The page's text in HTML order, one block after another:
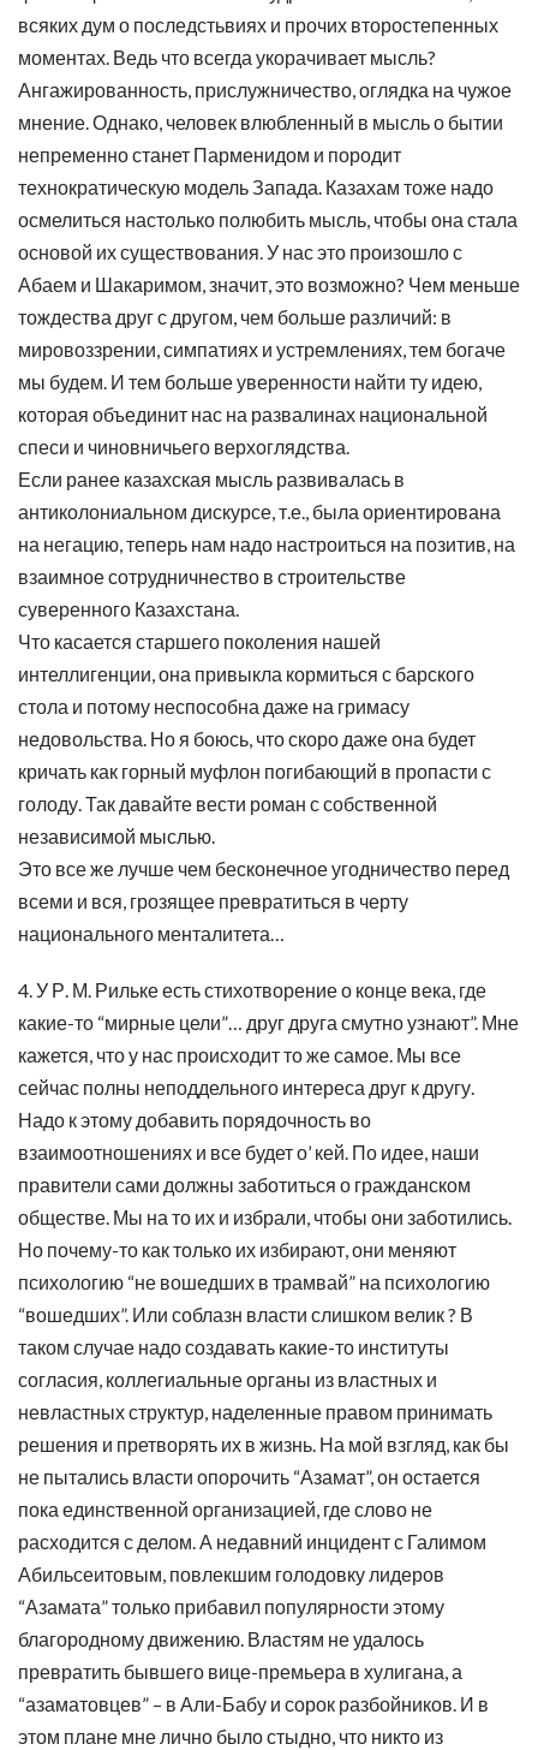
всяких дум о последстьвиях и прочих второстепенных
моментах. Ведь что всегда укорачивает мысль?
Ангажированность, прислужничество, оглядка на чужое
мнение. Однако, человек влюбленный в мысль о бытии
непременно станет Парменидом и породит
технократическую модель Запада. Казахам тоже надо
осмелиться настолько полюбить мысль, чтобы она стала
основой их существования. У нас это произошло с
Абаем и Шакаримом, значит, это возможно? Чем меньше
тождества друг с другом, чем больше различий: в
мировоззрении, симпатиях и устремлениях, тем богаче
мы будем. И тем больше уверенности найти ту идею,
которая объединит нас на развалинах национальной
спеси и чиновничьего верхоглядства.
Если ранее казахская мысль развивалась в
антиколониальном дискурсе, т.е., была ориентирована
на негацию, теперь нам надо настроиться на позитив, на
взаимное сотрудничнество в строительстве
суверенного Казахстана.
Что касается старшего поколения нашей
интеллигенции, она привыкла кормиться с барского
стола и потому неспособна даже на гримасу
недовольства. Но я боюсь, что скоро даже она будет
кричать как горный муфлон погибающий в пропасти с
голоду. Так давайте вести роман с собственной
независимой мыслью.
Это все же лучше чем бесконечное угодничество перед
всеми и вся, грозящее превратиться в черту
национального менталитета…
4. У Р. М. Рильке есть стихотворение о конце века, где
какие-то “мирные цели”… друг друга смутно узнают”. Мне
кажется, что у нас происходит то же самое. Мы все
сейчас полны неподдельного интереса друг к другу.
Надо к этому добавить порядочность во
взаимоотношениях и все будет о’ кей. По идее, наши
правители сами должны заботиться о гражданском
обществе. Мы на то их и избрали, чтобы они заботились.
Но почему-то как только их избирают, они меняют
психологию “не вошедших в трамвай” на психологию
“вошедших”. Или соблазн власти слишком велик ? В
таком случае надо создавать какие-то институты
согласия, коллегиальные органы из властных и
невластных структур, наделенные правом принимать
решения и претворять их в жизнь. На мой взгляд, как бы
не пытались власти опорочить “Азамат”, он остается
пока единственной организацией, где слово не
расходится с делом. А недавний инцидент с Галимом
Абильсеитовым, повлекшим голодовку лидеров
“Азамата” только прибавил популярности этому
благородному движению. Властям не удалось
превратить бывшего вице-премьера в хулигана, а
“азаматовцев” – в Али-Бабу и сорок разбойников. И в
этом плане мне лично было стыдно, что никто из